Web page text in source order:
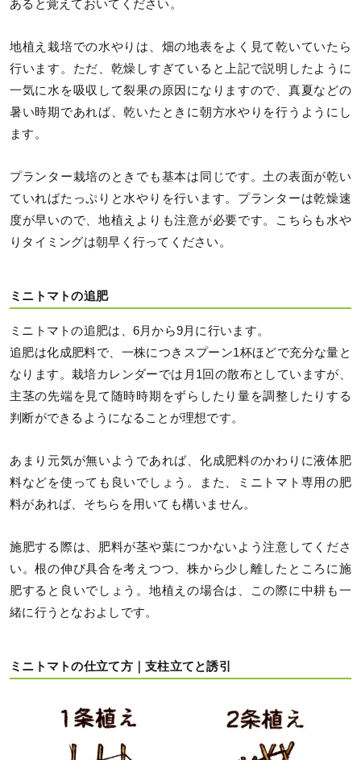
あると覚えておいてください。
地植え栽培での水やりは、畑の地表をよく見て乾いていたら
行います。ただ、乾燥しすぎていると上記で説明したように
一気に水を吸収して裂果の原因になりますので、真夏などの
暑い時期であれば、乾いたときに朝方水やりを行うようにし
ます。
プランター栽培のときでも基本は同じです。土の表面が乾い
ていればたっぷりと水やりを行います。プランターは乾燥速
度が早いので、地植えよりも注意が必要です。こちらも水や
りタイミングは朝早く行ってください。
ミニトマトの追肥
ミニトマトの追肥は、6月から9月に行います。
追肥は化成肥料で、一株につきスプーン1杯ほどで充分な量と
なります。栽培カレンダーでは月1回の散布としていますが、
主茎の先端を見て随時時期をずらしたり量を調整したりする
判断ができるようになることが理想です。
あまり元気が無いようであれば、化成肥料のかわりに液体肥
料などを使っても良いでしょう。また、ミニトマト専用の肥
料があれば、そちらを用いても構いません。
施肥する際は、肥料が茎や葉につかないよう注意してくださ
い。根の伸び具合を考えつつ、株から少し離したところに施
肥すると良いでしょう。地植えの場合は、この際に中耕も一
緒に行うとなおよしです。
ミニトマトの仕立て方｜支柱立てと誘引